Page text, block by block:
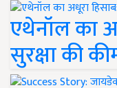
एथेनॉल का
सुरक्षा की